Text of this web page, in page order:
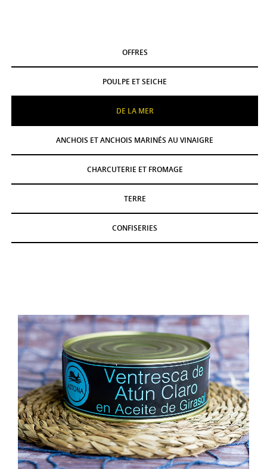
OFFRES
POULPE ET SEICHE
DE LA MER
ANCHOIS ET ANCHOIS MARINÉS AU VINAIGRE
CHARCUTERIE ET FROMAGE
TERRE
CONFISERIES
Previous Next